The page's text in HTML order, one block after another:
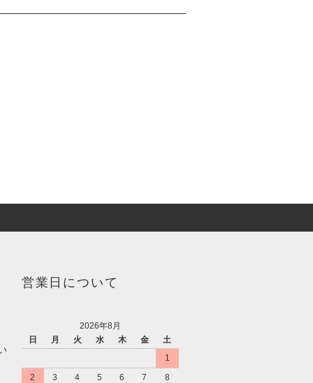
営業日について
2026年8月
日
月 火 水 木 金
土
1
2
3 4 5 6 7
8